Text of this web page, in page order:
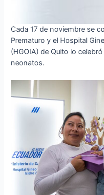
Cada 17 de noviembre se
Prematuro y el Hospital
(HGOIA) de Quito lo
neonatos.